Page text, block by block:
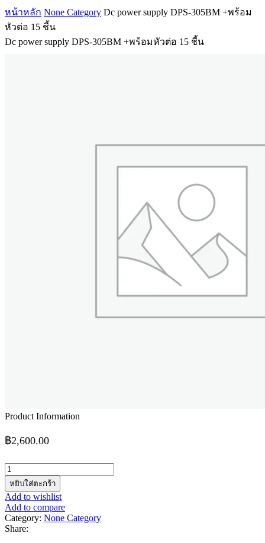
หน้าหลัก None Category Dc power supply DPS-305BM +พร้อม
หัวต่อ 15 ชี้น
Dc power supply DPS-305BM +พร้อมหัวต่อ 15 ชี้น
Product Information
฿2,600.00
จำนวน
Dc
power
supply
DPS-
305BM
หยิบใส่ตะกร้า
Add to wishlist
Add to compare
Category: None Category
Share: